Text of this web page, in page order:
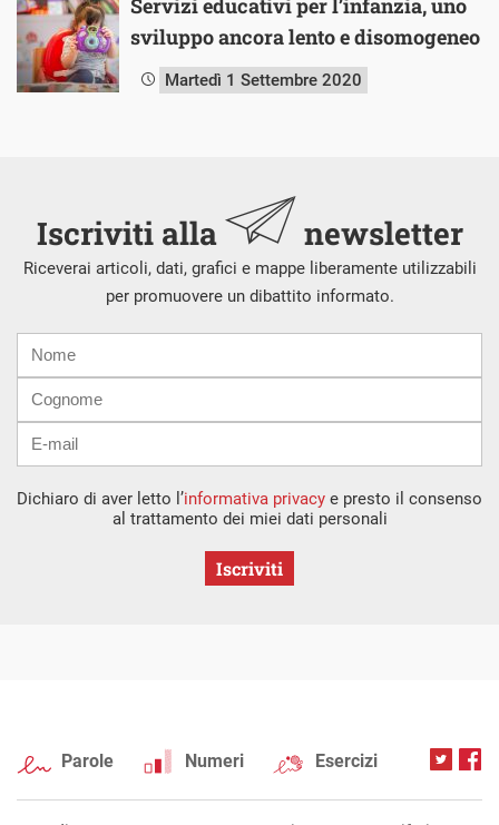
sviluppo ancora lento e disomogeneo
Martedì 1 Settembre 2020
Iscriviti alla newsletter
Riceverai articoli, dati, grafici e mappe liberamente utilizzabili
per promuovere un dibattito informato.
mail
Dichiaro di aver letto l’informativa privacy e presto il consenso
al trattamento dei miei dati personali
Iscriviti
Parole Numeri Esercizi